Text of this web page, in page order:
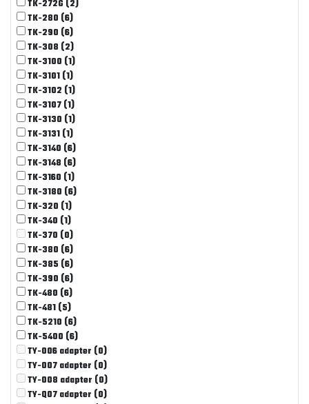
TK-272G (2)
TK-280 (6)
TK-290 (6)
TK-308 (2)
TK-3100 (1)
TK-3101 (1)
TK-3102 (1)
TK-3107 (1)
TK-3130 (1)
TK-3131 (1)
TK-3140 (6)
TK-3148 (6)
TK-3160 (1)
TK-3180 (6)
TK-320 (1)
TK-340 (1)
TK-370 (0)
TK-380 (6)
TK-385 (6)
TK-390 (6)
TK-480 (6)
TK-481 (5)
TK-5210 (6)
TK-5400 (6)
TY-006 adapter (0)
TY-007 adapter (0)
TY-008 adapter (0)
TY-Q07 adapter (0)